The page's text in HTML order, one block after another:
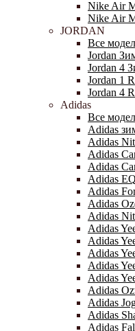
Nike Air
Nike Air
JORDAN
Все
Jordan
Jordan 4
Jordan 1
Jordan 4
Adidas
Все
Adidas
Adidas
Adidas
Adidas
Adidas
Adidas
Adidas
Adidas
Adidas
Adidas
Adidas
Adidas
Adidas
Adidas
Adidas
Adidas
Adidas